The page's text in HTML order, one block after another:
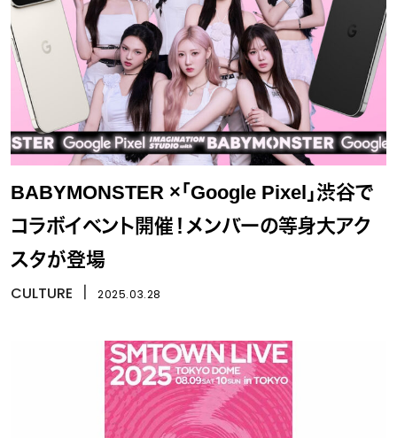
BABYMONSTER ×「Google Pixel」渋谷で
コラボイベント開催！メンバーの等身大アク
スタが登場
CULTURE 2025.03.28